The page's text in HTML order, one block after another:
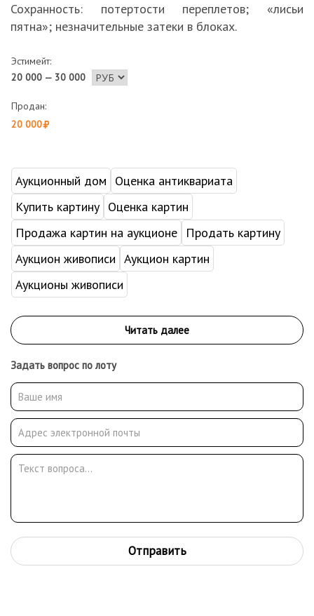
Сохранность: потертости переплетов; «лисьи
пятна»; незначительные затеки в блоках.
Эстимейт:
20 000 — 30 000
Продан:
20 000
Аукционный дом
Оценка антиквариата
Купить картину Оценка картин
Продажа картин на аукционе
Продать картину
Аукцион живописи Аукцион картин
Аукционы живописи
Задать вопрос по лоту
Отправить